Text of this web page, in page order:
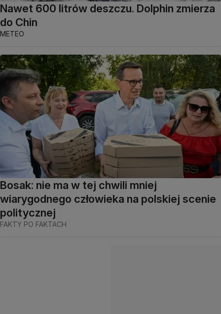
Nawet 600 litrów deszczu. Dolphin zmierza
do Chin
METEO
Bosak: nie ma w tej chwili mniej
wiarygodnego człowieka na polskiej scenie
politycznej
FAKTY PO FAKTACH